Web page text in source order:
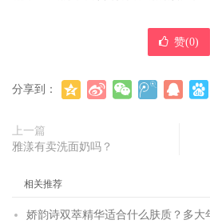
赞(0)
分享到：
上一篇
雅漾有卖洗面奶吗？
相关推荐
娇韵诗双萃精华适合什么肤质？多大